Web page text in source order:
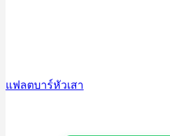
แฟลตบาร์หัวเสา